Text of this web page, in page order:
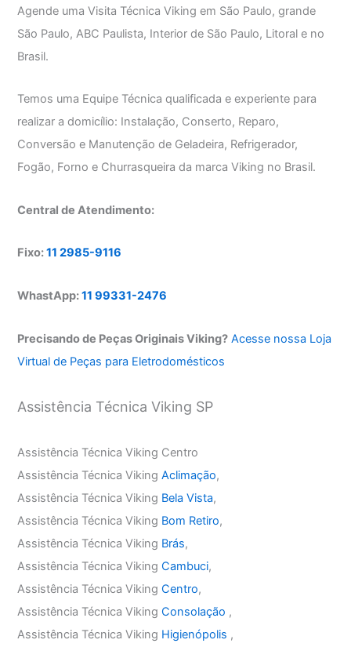
Agende uma Visita Técnica Viking em São Paulo, grande
São Paulo, ABC Paulista, Interior de São Paulo, Litoral e no
Brasil.
Temos uma Equipe Técnica qualificada e experiente para
realizar a domicílio: Instalação, Conserto, Reparo,
Conversão e Manutenção de Geladeira, Refrigerador,
Fogão, Forno e Churrasqueira da marca Viking no Brasil.
Central de Atendimento:
Fixo:11 2985-9116
WhastApp:11 99331-2476
Precisando de Peças Originais Viking? Acesse nossa Loja
Virtual de Peças para Eletrodomésticos
Assistência Técnica Viking SP
Assistência Técnica Viking Centro
Assistência Técnica VikingAclimação,
Assistência Técnica Viking Bela Vista,
Assistência Técnica Viking Bom Retiro,
Assistência Técnica Viking Brás,
Assistência Técnica VikingCambuci,
Assistência Técnica VikingCentro,
Assistência Técnica VikingConsolação ,
Assistência Técnica Viking Higienópolis ,